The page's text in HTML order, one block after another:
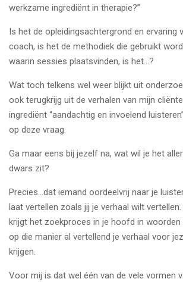
werkzame ingrediënt in therapie?”
Is het de opleidingsachtergrond en ervaring
coach, is het de methodiek die gebruikt
waarin sessies plaatsvinden, is het…?
Wat toch telkens wel weer blijkt uit
ook terugkrijg uit de verhalen van mijn
ingrediënt “aandachtig en invoelend
op deze vraag.
Ga maar eens bij jezelf na, wat wil je het
dwars zit?
Precies…dat iemand oordeelvrij naar je
laat vertellen zoals jij je verhaal wilt
krijgt het zoekproces in je hoofd in
op die manier al vertellend je verhaal voor
krijgen.
Voor mij is dat wel één van de vele vormen